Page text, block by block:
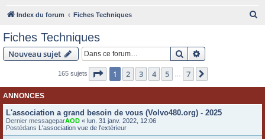
Index du forum Fiches Techniques
Fiches Techniques
Nouveau sujet Rechercher
165 sujets Page 1sur7
1 2 3 4 5 7
ANNONCES
L'association a grand besoin de vous (Volvo480.org) - 2025
Dernier messageparAOD « lun. 31 janv. 2022, 12:06
Postédans L'association vue de l'extérieur